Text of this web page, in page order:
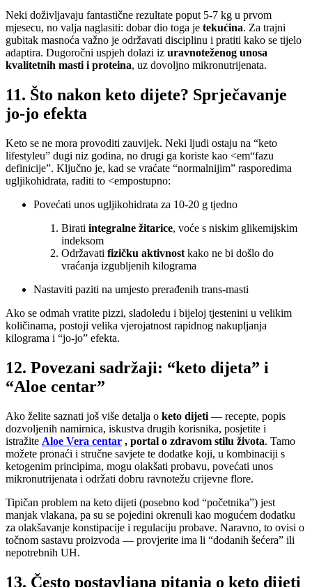
Neki doživljavaju fantastične rezultate poput 5-7 kg u prvom
mjesecu, no valja naglasiti: dobar dio toga je tekućina. Za trajni
gubitak masnoća važno je održavati disciplinu i pratiti kako se tijelo
adaptira. Dugoročni uspjeh dolazi iz uravnoteženog unosa
kvalitetnih masti i proteina, uz dovoljno mikronutrijenata.
11. Što nakon keto dijete? Sprječavanje
jo-jo efekta
Keto se ne mora provoditi zauvijek. Neki ljudi ostaju na “keto
lifestyleu” dugi niz godina, no drugi ga koriste kao <em“fazu
definicije”. Ključno je, kad se vraćate “normalnijim” rasporedima
ugljikohidrata, raditi to <empostupno:
Povećati unos ugljikohidrata za 10-20 g tjedno
Birati integralne žitarice, voće s niskim glikemijskim
indeksom
Održavati fizičku aktivnost kako ne bi došlo do
vraćanja izgubljenih kilograma
Nastaviti paziti na umjesto prerađenih trans-masti
Ako se odmah vratite pizzi, sladoledu i bijeloj tjestenini u velikim
količinama, postoji velika vjerojatnost rapidnog nakupljanja
kilograma i “jo-jo” efekta.
12. Povezani sadržaji: “keto dijeta” i
“Aloe centar”
Ako želite saznati još više detalja o keto dijeti — recepte, popis
dozvoljenih namirnica, iskustva drugih korisnika, posjetite i
istražite Aloe Vera centar , portal o zdravom stilu života. Tamo
možete pronaći i stručne savjete te dodatke koji, u kombinaciji s
ketogenim principima, mogu olakšati probavu, povećati unos
mikronutrijenata i održati dobru ravnotežu crijevne flore.
Tipičan problem na keto dijeti (posebno kod “početnika”) jest
manjak vlakana, pa su se pojedini okrenuli kao mogućem dodatku
za olakšavanje konstipacije i regulaciju probave. Naravno, to ovisi o
točnom sastavu proizvoda — provjerite ima li “dodanih šećera” ili
nepotrebnih UH.
13. Često postavljana pitanja o keto dijeti